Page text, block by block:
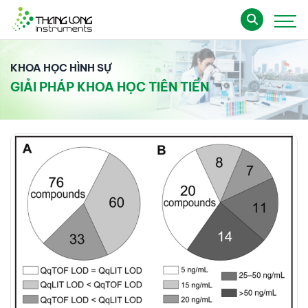
KHOA HỌC HÌNH SỰ
GIẢI PHÁP KHOA HỌC TIÊN TIẾN